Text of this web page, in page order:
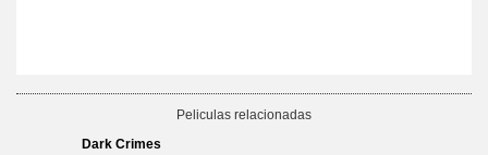
Peliculas relacionadas
Dark Crimes